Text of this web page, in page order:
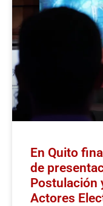
En Quito
de
Postulación
Actores